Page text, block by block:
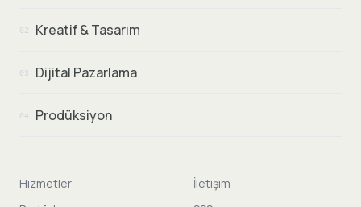
02 Kreatif & Tasarım
03 Dijital Pazarlama
04 Prodüksiyon
Hizmetler
İletişim